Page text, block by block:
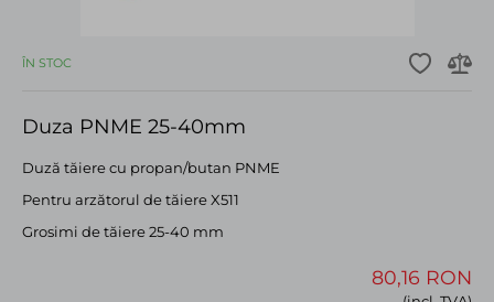
ÎN STOC
Duza PNME 25-40mm
Duză tăiere cu propan/butan PNME
Pentru arzătorul de tăiere X511
Grosimi de tăiere 25-40 mm
80,16 RON